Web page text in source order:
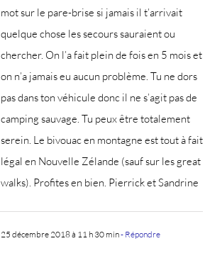
mot sur le pare-brise si jamais il t’arrivait
quelque chose les secours sauraient ou
chercher. On l’a fait plein de fois en 5 mois et
on n’a jamais eu aucun problème. Tu ne dors
pas dans ton véhicule donc il ne s’agit pas de
camping sauvage. Tu peux être totalement
serein. Le bivouac en montagne est tout à fait
légal en Nouvelle Zélande (sauf sur les great
walks). Profites en bien. Pierrick et Sandrine
25 décembre 2018 à 11 h 30 min- Répondre